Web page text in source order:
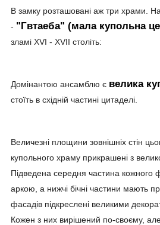
В замку розташовані аж три храми.
- "Гвтаеба" (мала купольна
зламі XVI - XVII століть:
Домінантою ансамблю є велика
стоїть в східній частині цитаделі.
Величезні площини зовнішніх стін
купольного храму прикрашені з
Підведена середня частина кожного
аркою, а нижчі бічні частини мають
фасадів підкреслені великими
Кожен з них вирішений по-своєму,